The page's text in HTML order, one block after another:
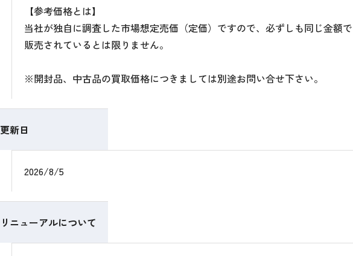
【参考価格とは】
当社が独自に調査した市場想定売価（定価）ですので、必ずしも同じ金額で
販売されているとは限りません。
※開封品、中古品の買取価格につきましては別途お問い合せ下さい。
更新日
2026/8/5
リニューアルについて